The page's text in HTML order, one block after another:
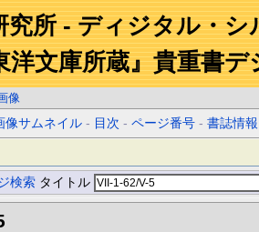
究所 - ディジタル・
洋文庫所蔵』貴重書
像
像サムネイル - 目次 -ページ番号 -書誌情報
検索 タイトル